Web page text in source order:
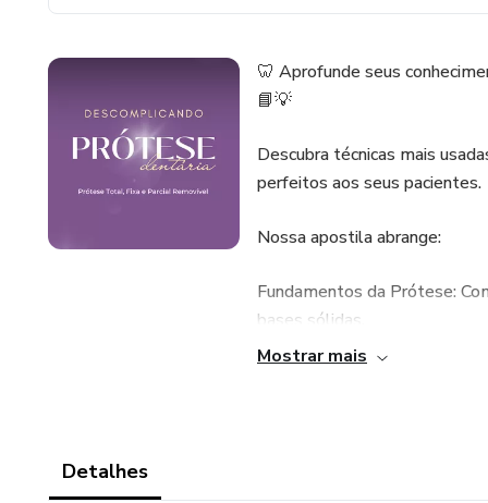
🦷 Aprofunde seus
📘💡
Descubra técnicas mais
perfeitos aos seus pacientes.
Nossa apostila abrange:
Fundamentos da Prótese:
bases sólidas.
Mostrar mais
Detalhes